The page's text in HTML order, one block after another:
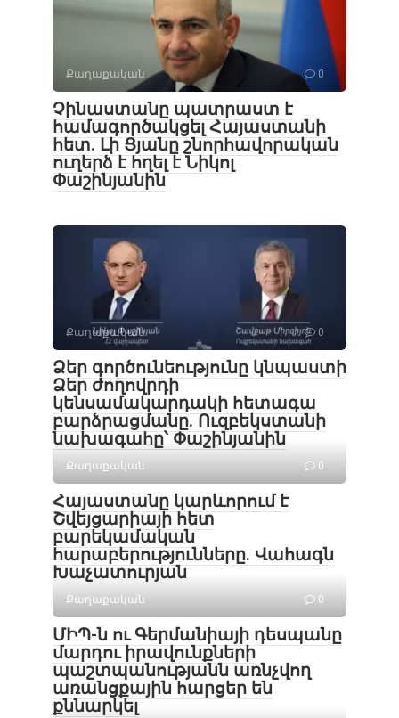
Քաղաքական 0
Չինաստանը պատրաստ է
համագործակցել Հայաստանի
հետ․ Լի Ցյանը շնորհավորական
ուղերձ է հղել է Նիկոլ
Փաշինյանին
Քաղաքական 0
Ձեր գործունեությունը կնպաստի
Ձեր ժողովրդի
կենսամակարդակի հետագա
բարձրացմանը. Ուզբեկստանի
նախագահը՝ Փաշինյանին
Քաղաքական 0
Հայաստանը կարևորում է
Շվեյցարիայի հետ
բարեկամական
հարաբերությունները. Վահագն
Խաչատուրյան
Քաղաքական 0
ՄԻՊ-ն ու Գերմանիայի դեսպանը
մարդու իրավունքների
պաշտպանությանն առնչվող
առանցքային հարցեր են
քննարկել